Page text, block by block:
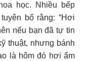
học. Nhiều bếp
bố rằng: “Hơi
nếu bạn đã tự tin
thuật, nhưng bánh
là hôm đó hơi ẩm